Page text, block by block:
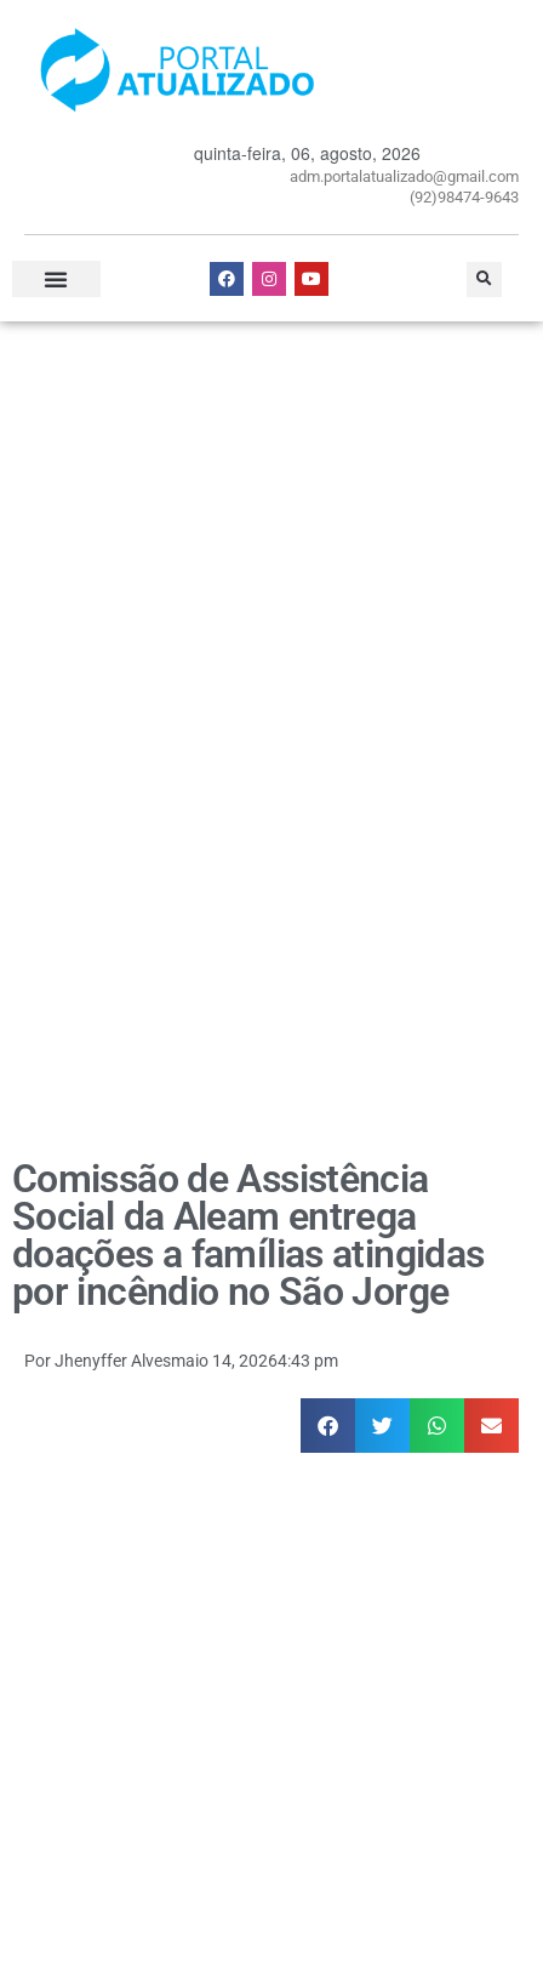
quinta-feira, 06, agosto, 2026
adm.portalatualizado@gmail.com
(92)98474-9643
Comissão de Assistência
Social da Aleam entrega
doações a famílias atingidas
por incêndio no São Jorge
PorJhenyffer Alvesmaio 14, 20264:43 pm